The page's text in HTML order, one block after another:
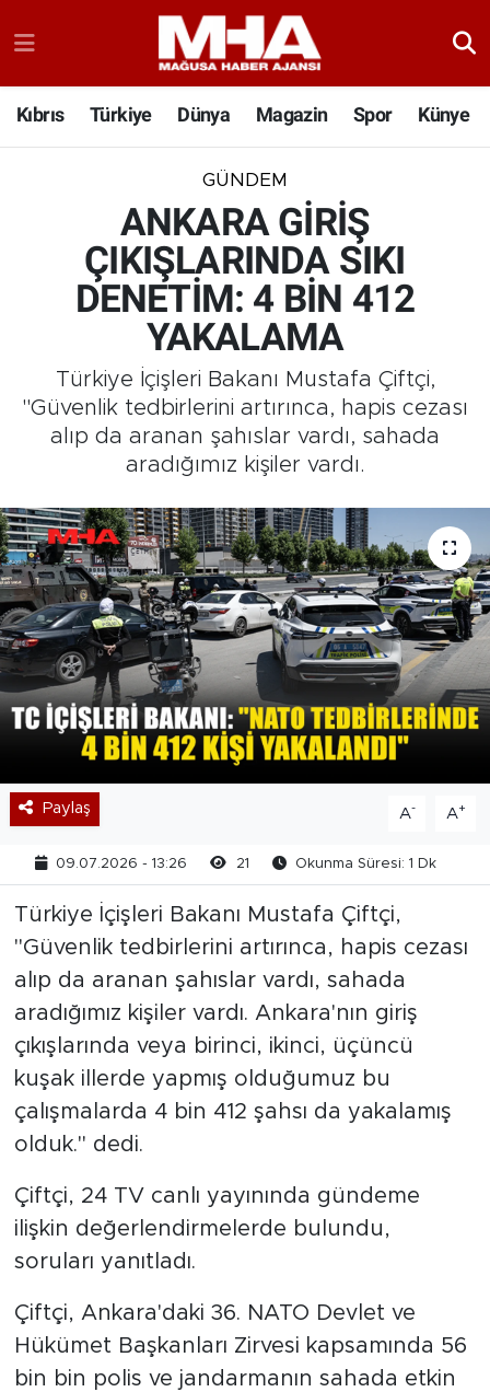
Kıbrıs Türkiye Dünya Magazin Spor Künye
GÜNDEM
ANKARA GİRİŞ
ÇIKIŞLARINDA SIKI
DENETİM: 4 BİN 412
YAKALAMA
Türkiye İçişleri Bakanı Mustafa Çiftçi,
"Güvenlik tedbirlerini artırınca, hapis cezası
alıp da aranan şahıslar vardı, sahada
aradığımız kişiler vardı.
Paylaş A- A+
09.07.2026 - 13:26 21 Okunma Süresi: 1 Dk
Türkiye İçişleri Bakanı Mustafa Çiftçi,
"Güvenlik tedbirlerini artırınca, hapis cezası
alıp da aranan şahıslar vardı, sahada
aradığımız kişiler vardı. Ankara'nın giriş
çıkışlarında veya birinci, ikinci, üçüncü
kuşak illerde yapmış olduğumuz bu
çalışmalarda 4 bin 412 şahsı da yakalamış
olduk." dedi.
Çiftçi, 24 TV canlı yayınında gündeme
ilişkin değerlendirmelerde bulundu,
soruları yanıtladı.
Çiftçi, Ankara'daki 36. NATO Devlet ve
Hükümet Başkanları Zirvesi kapsamında 56
bin bin polis ve jandarmanın sahada etkin